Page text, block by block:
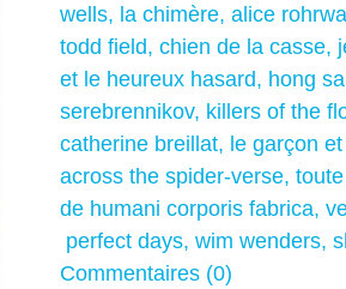
wells, la chimère, alice
todd field, chien de la casse,
et le heureux hasard, hong
serebrennikov, killers of the
catherine breillat, le garçon
across the spider-verse,
de humani corporis fabrica,
perfect days, wim wenders,
Commentaires (0)